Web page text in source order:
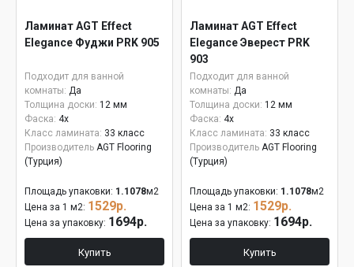
Ламинат AGT Effect
Elegance Фуджи PRK 905
Подходит для ванной
комнаты: Да
Толщина доски: 12 мм
Фаска: 4x
Класс ламината: 33 класс
Производитель AGT Flooring
(Турция)
Площадь упаковки: 1.1078м2
Цена за 1 м2: 1529р.
Цена за упаковку: 1694р.
Купить
Ламинат AGT Effect
Elegance Эверест PRK
903
Подходит для ванной
комнаты: Да
Толщина доски: 12 мм
Фаска: 4x
Класс ламината: 33 класс
Производитель AGT Flooring
(Турция)
Площадь упаковки: 1.1078м2
Цена за 1 м2: 1529р.
Цена за упаковку: 1694р.
Купить